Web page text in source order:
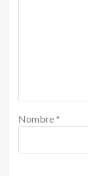
Nombre *